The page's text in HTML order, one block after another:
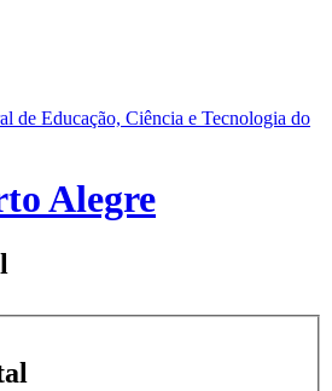
de Educação, Ciência e Tecnologia do
Alegre